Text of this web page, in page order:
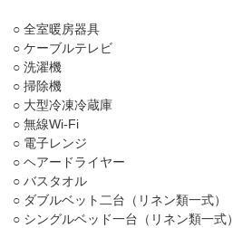
○ 全室暖房器具
○ ケーブルテレビ
○ 洗濯機
○ 掃除機
○ 大型冷凍冷蔵庫
○ 無線Wi-Fi
○ 電子レンジ
○ ヘアードライヤー
○ バスタオル
○ ダブルベット二台（リネン類一式）
○ シングルベッド一台（リネン類一式）